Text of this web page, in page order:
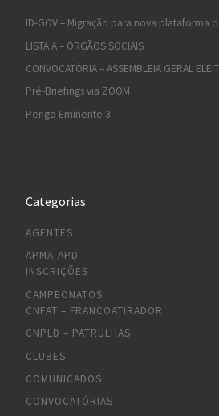
ID-GOV – Migração para nova plataforma
LISTA A – ÓRGÃOS SOCIAIS
CONVOCATÓRIA – ASSEMBLEIA GERAL
Pré-Briefings via ZOOM
Perigo Eminente 3
Categorias
AGENTES
APMA-APD
INSCRIÇÕES
CAMPEONATOS
CNFAT – FRANCOATIRADOR
CNPLD – PATRULHAS
CLUBES
COMUNICADOS
CONVOCATÓRIAS